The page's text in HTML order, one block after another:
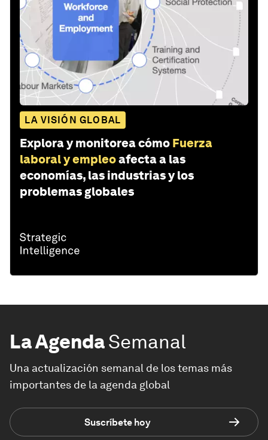
LA VISIÓN GLOBAL
Explora y monitorea cómo Fuerza
laboral y empleoafecta a las
economías, las industrias y los
problemas globales
La AgendaSemanal
Una actualización semanal de los temas más
importantes de la agenda global
Suscríbete hoy